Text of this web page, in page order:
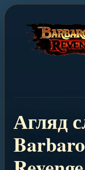
Агляд